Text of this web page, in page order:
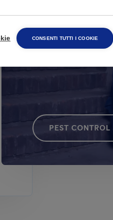
Hai
attività?
PEST
CONSENTI TUTTI I COOKIE